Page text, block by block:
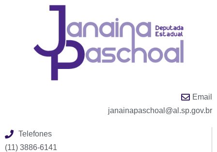
Email
janainapaschoal@al.sp.gov.br
Telefones
(11) 3886-6141